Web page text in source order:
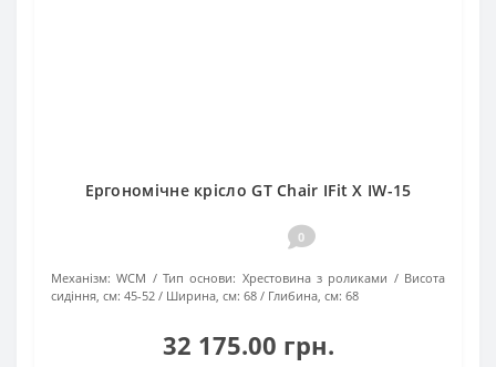
Ергономічне крісло GT Chair IFit X IW-15
0
Механізм: WCM Тип основи: Хрестовина з роликами
Висота
сидіння, см: 45-52 Ширина, см: 68 Глибина, см: 68
32 175.00 грн.